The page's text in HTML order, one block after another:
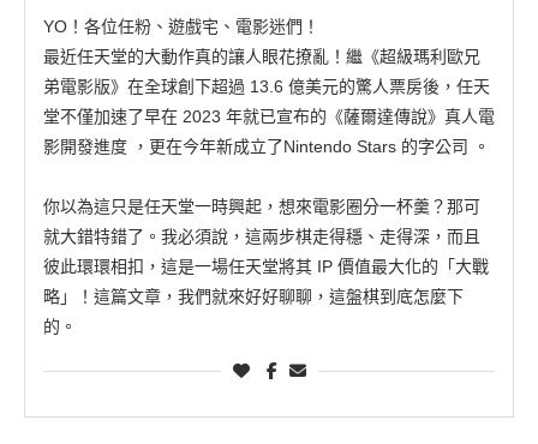
YO！各位任粉、遊戲宅、電影迷們！
最近任天堂的大動作真的讓人眼花撩亂！繼《超級瑪利歐兄
弟電影版》在全球創下超過 13.6 億美元的驚人票房後，任天
堂不僅加速了早在 2023 年就已宣布的《薩爾達傳說》真人電
影開發進度 ，更在今年新成立了Nintendo Stars 的字公司 。
你以為這只是任天堂一時興起，想來電影圈分一杯羹？那可
就大錯特錯了。我必須說，這兩步棋走得穩、走得深，而且
彼此環環相扣，這是一場任天堂將其 IP 價值最大化的「大戰
略」！這篇文章，我們就來好好聊聊，這盤棋到底怎麼下
的。